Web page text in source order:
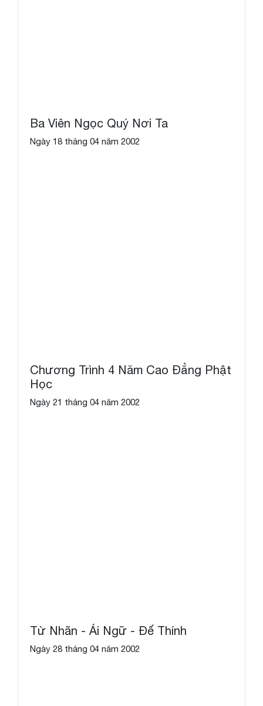
Ba Viên Ngọc Quý Nơi Ta
Ngày 18 tháng 04 năm 2002
Chương Trình 4 Năm Cao Đẳng Phật
Học
Ngày 21 tháng 04 năm 2002
Từ Nhãn - Ái Ngữ - Đế Thính
Ngày 28 tháng 04 năm 2002